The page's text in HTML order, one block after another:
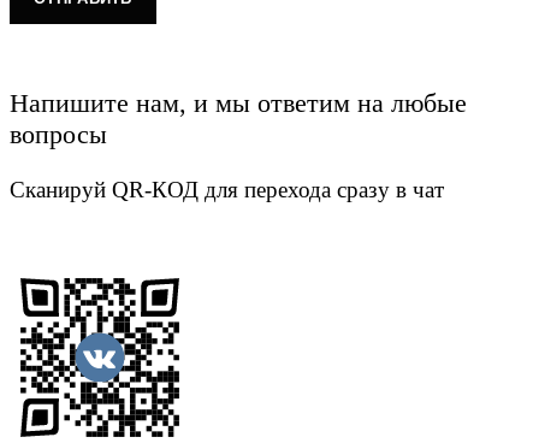
Напишите нам, и мы ответим на любые
вопросы
Сканируй QR-КОД для перехода сразу в чат